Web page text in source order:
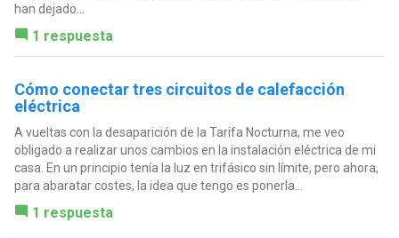
han dejado...
1 respuesta
Cómo conectar tres circuitos de calefacción
eléctrica
A vueltas con la desaparición de la Tarifa Nocturna, me veo
obligado a realizar unos cambios en la instalación eléctrica de mi
casa. En un principio tenía la luz en trifásico sin límite, pero ahora,
para abaratar costes, la idea que tengo es ponerla...
1 respuesta